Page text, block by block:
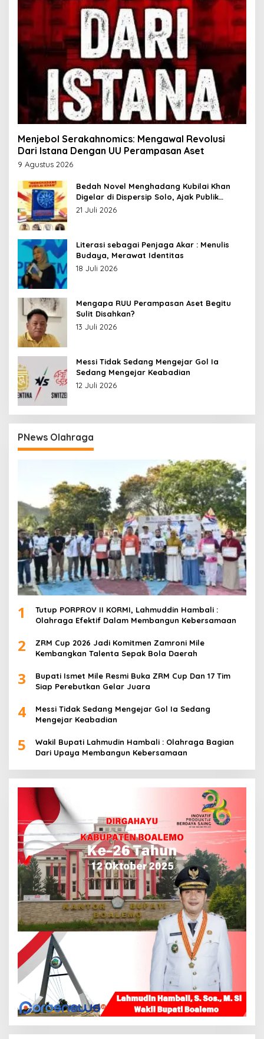
Menjebol Serakahnomics: Mengawal Revolusi
Dari Istana Dengan UU Perampasan Aset
9 Agustus 2026
Bedah Novel Menghadang Kubilai Khan
Digelar di Dispersip Solo, Ajak Publik
Menyelami Heroisme Leluhur Nusantara
21 Juli 2026
Literasi sebagai Penjaga Akar : Menulis
Budaya, Merawat Identitas
18 Juli 2026
Mengapa RUU Perampasan Aset Begitu
Sulit Disahkan?
13 Juli 2026
Messi Tidak Sedang Mengejar Gol Ia
Sedang Mengejar Keabadian
12 Juli 2026
PNews Olahraga
1
Tutup PORPROV II KORMI, Lahmuddin Hambali :
Olahraga Efektif Dalam Membangun Kebersamaan
2
ZRM Cup 2026 Jadi Komitmen Zamroni Mile
Kembangkan Talenta Sepak Bola Daerah
3
Bupati Ismet Mile Resmi Buka ZRM Cup Dan 17 Tim
Siap Perebutkan Gelar Juara
4
Messi Tidak Sedang Mengejar Gol Ia Sedang
Mengejar Keabadian
5
Wakil Bupati Lahmudin Hambali : Olahraga Bagian
Dari Upaya Membangun Kebersamaan